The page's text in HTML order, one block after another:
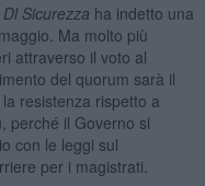
Sicurezza ha indetto una
Ma molto più
attraverso il voto al
del quorum sarà il
resistenza rispetto a
perché il Governo si
con le leggi sul
per i magistrati.